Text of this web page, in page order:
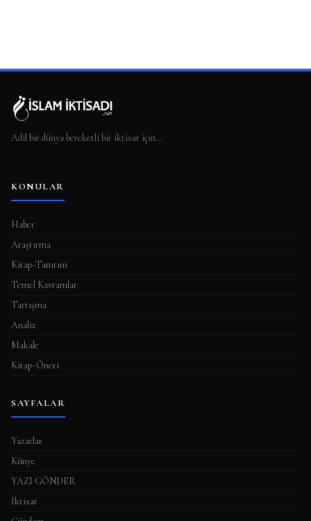
Adil bir dünya bereketli bir iktisat için…
KONULAR
Haber
Araştırma
Kitap-Tanıtım
Temel Kavramlar
Tartışma
Analiz
Makale
Kitap-Öneri
SAYFALAR
Yazarlar
Künye
YAZI GÖNDER
İktisat